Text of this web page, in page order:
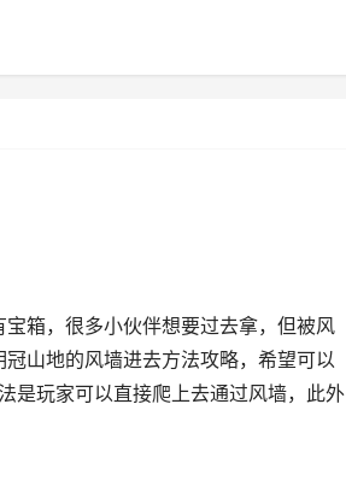
箱，很多小伙伴想要过去拿，但被风
山地的风墙进去方法攻略，希望可以
玩家可以直接爬上去通过风墙，此外